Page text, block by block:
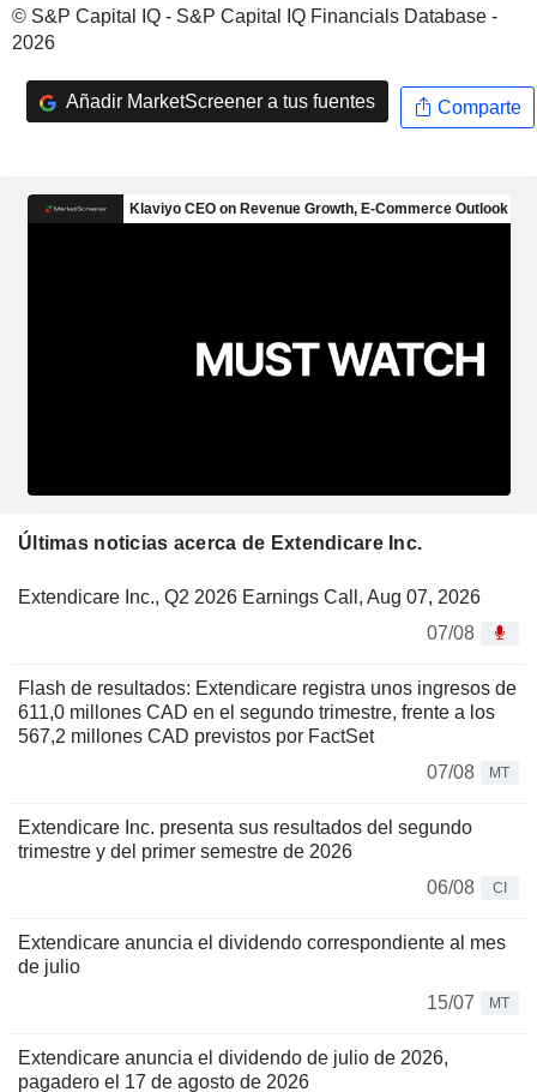
© S&P Capital IQ - S&P Capital IQ Financials Database -
2026
Añadir MarketScreener a tus fuentes Comparte
Últimas noticias acerca de Extendicare Inc.
Extendicare Inc., Q2 2026 Earnings Call, Aug 07, 2026
07/08
Flash de resultados: Extendicare registra unos ingresos de
611,0 millones CAD en el segundo trimestre, frente a los
567,2 millones CAD previstos por FactSet
07/08
MT
Extendicare Inc. presenta sus resultados del segundo
trimestre y del primer semestre de 2026
06/08
CI
Extendicare anuncia el dividendo correspondiente al mes
de julio
15/07
MT
Extendicare anuncia el dividendo de julio de 2026,
pagadero el 17 de agosto de 2026